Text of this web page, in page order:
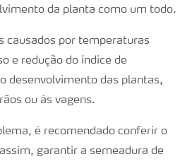
da planta como um todo.
causados por temperaturas
e redução do índice de
desenvolvimento das plantas,
ou às vagens.
é recomendado conferir o
garantir a semeadura de